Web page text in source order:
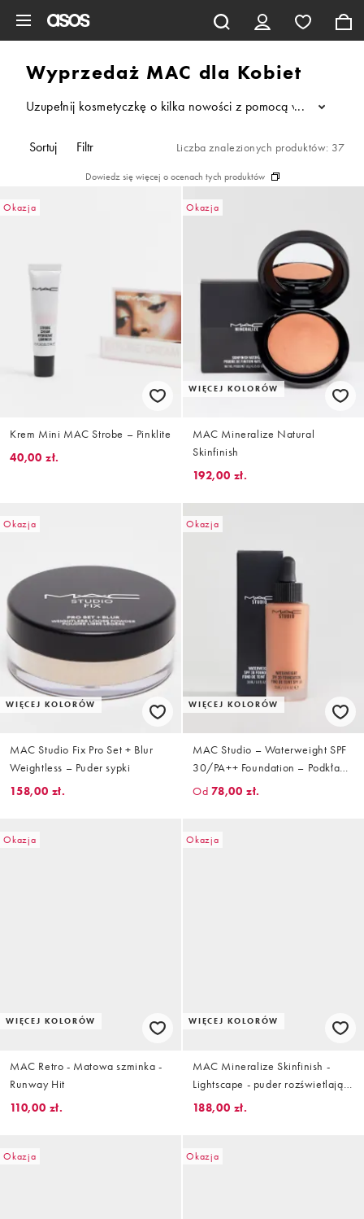
Wyprzedaż MAC dla Kobiet
Uzupełnij kosmetyczkę o kilka nowości z pomocą...
Sortuj Filtr Liczba znalezionych produktów: 37
Dowiedz się więcej o ocenach tych produktów
Okazja
Krem Mini MAC Strobe – Pinklite
40,00 zł.
Okazja
WIĘCEJ KOLORÓW
MAC Mineralize Natural
Skinfinish
192,00 zł.
Okazja
WIĘCEJ KOLORÓW
MAC Studio Fix Pro Set + Blur
Weightless – Puder sypki
158,00 zł.
Okazja
WIĘCEJ KOLORÓW
MAC Studio – Waterweight SPF
30/PA++ Foundation – Podkład
do twarzy
Od 78,00 zł.
Okazja
WIĘCEJ KOLORÓW
MAC Retro - Matowa szminka -
Runway Hit
110,00 zł.
Okazja
WIĘCEJ KOLORÓW
MAC Mineralize Skinfinish -
Lightscape - puder rozświetlający
do twarzy
188,00 zł.
Okazja Okazja